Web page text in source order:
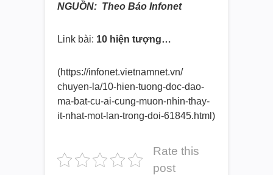
NGUỒN: Theo Báo Infonet
Link bài: 10 hiện tượng…
(https://infonet.vietnamnet.vn/
chuyen-la/10-hien-tuong-doc-dao-
ma-bat-cu-ai-cung-muon-nhin-thay-
it-nhat-mot-lan-trong-doi-61845.html)
Rate this
post